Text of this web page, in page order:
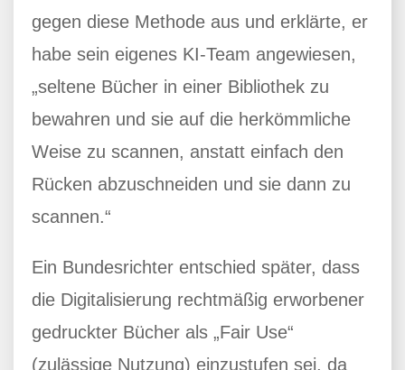
gegen diese Methode aus und erklärte, er
habe sein eigenes KI-Team angewiesen,
„seltene Bücher in einer Bibliothek zu
bewahren und sie auf die herkömmliche
Weise zu scannen, anstatt einfach den
Rücken abzuschneiden und sie dann zu
scannen.“
Ein Bundesrichter entschied später, dass
die Digitalisierung rechtmäßig erworbener
gedruckter Bücher als „Fair Use“
(zulässige Nutzung) einzustufen sei, da